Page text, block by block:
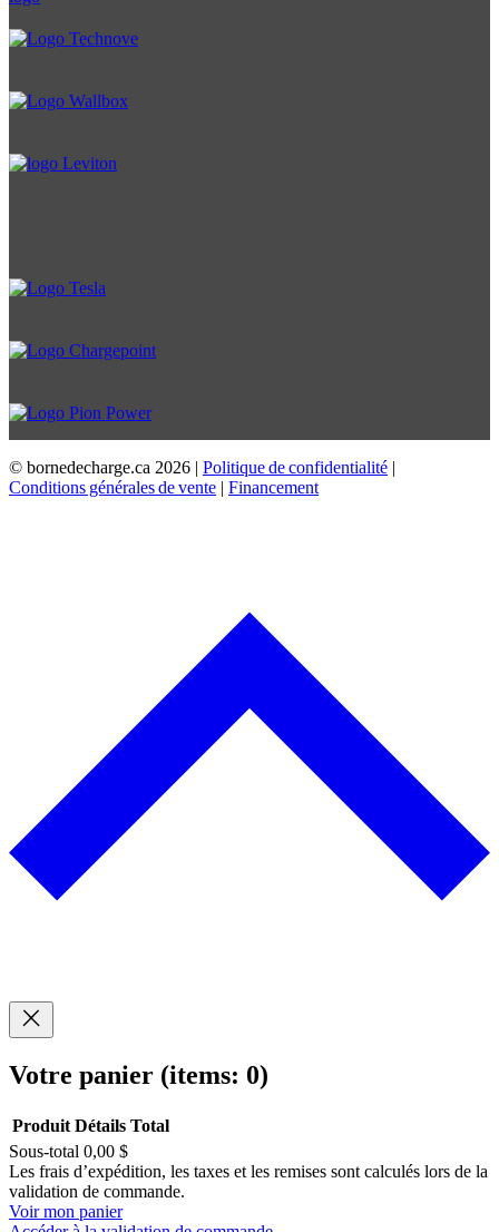
© bornedecharge.ca 2026 | Politique de confidentialité |
Conditions générales de vente | Financement
Votre panier (items: 0)
Produits
dans
Produit Détails Total
Sous-total 0,00 $
Les frais d’expédition, les taxes et les remises sont calculés lors de la
validation de commande.
Voir mon panier